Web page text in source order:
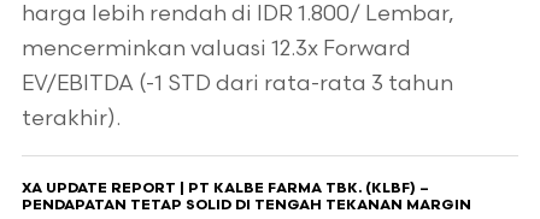
harga lebih rendah di IDR 1.800/ Lembar,
mencerminkan valuasi 12.3x Forward
EV/EBITDA (-1 STD dari rata-rata 3 tahun
terakhir).
XA UPDATE REPORT | PT KALBE FARMA TBK. (KLBF) –
PENDAPATAN TETAP SOLID DI TENGAH TEKANAN MARGIN